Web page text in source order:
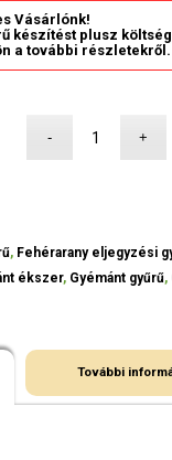
Vásárlónk!
készítést plusz
a további részletekről.
, Fehérarany eljegyzési
ékszer, Gyémánt gyűrű,
További